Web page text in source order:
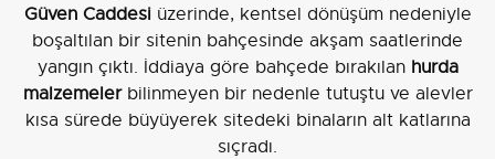
Güven Caddesiüzerinde, kentsel dönüşüm nedeniyle
boşaltılan bir sitenin bahçesinde akşam saatlerinde
yangın çıktı. İddiaya göre bahçede bırakılan hurda
malzemelerbilinmeyen bir nedenle tutuştu ve alevler
kısa sürede büyüyerek sitedeki binaların alt katlarına
sıçradı.